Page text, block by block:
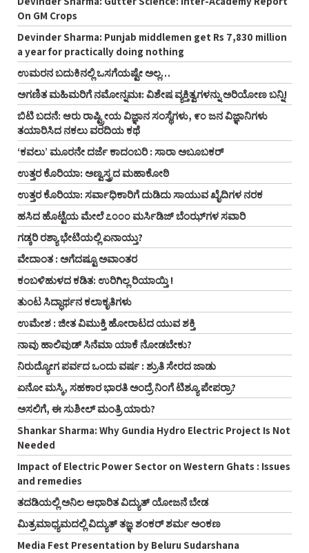
On GM Crops
Devinder Sharma: Punjab middlemen get Rs 7,830 million
a year for practically doing nothing
ಉಮರನ ಬದುಕಿನಲ್ಲಿ ಒಸಗೆಯಷ್ಟೇ ಅಲ್ಲ…
ಅಗಣಿತ ಮಹಿಮರಿಗೆ ನಮೋನ್ನಮಃ: ವಿಶೇಷ ವ್ಯಕ್ತಿತ್ವಗಳನ್ನು ಅರಿಯೋಣ ಬನ್ನಿ!
ಬಿಟಿ ಬದನೆ: ಆರು ರಾಷ್ಟ್ರೀಯ ವಿಜ್ಞಾನ ಸಂಸ್ಥೆಗಳು, ೯೦ ಜನ ವಿಜ್ಞಾನಿಗಳು
ತಯಾರಿಸಿದ ನಕಲು ವರದಿಯ ಕಥೆ
‘ಕವಲು’ ಮೂರನೇ ದರ್ಜೆ ಕಾದಂಬರಿ : ಸಾರಾ ಅಬೂಬಕರ್
ಉತ್ತರ ಕೊರಿಯಾ: ಅಣ್ವಸ್ತ್ರದ ಮಹಾಕೋಠಿ
ಉತ್ತರ ಕೊರಿಯಾ: ಸರ್ವಾಧಿಕಾರಿಗೆ ದುಡಿದು ಸಾಯುವ ಖೈದಿಗಳ ನರಕ
ಹಸಿದ ಹೊಟ್ಟೆಯ ಮೇಲೆ ೭೦೦೦ ಮರ್ಸಿಡಿಜ್ ಬೆಂಝ್‌ಗಳ ಸವಾರಿ
ಗಡ್ಕರಿ ರಶ್ಯಾ ಭೇಟಿಯಲ್ಲಿ ಏನಾಯ್ತು?
ವೇದಾಂತ : ಅಗೆದಷ್ಟೂ ಅವಾಂತರ
ಕಂಬಳಿಹುಳದ ಕಡಿತ: ಉರಿಗಿಲ್ಲ ರಿಯಾಯ್ತಿ !
ತುಂಟ ಸಿದ್ಧಾರ್ಥನ ಕಲಾಕೃತಿಗಳು
ಉಮೇಶ : ಜೀತ ವಿಮುಕ್ತಿ ಹೋರಾಟದ ಯುವ ಶಕ್ತಿ
ನಾವು ಹಾಲಿವುಡ್ ಸಿನೆಮಾ ಯಾಕೆ ನೋಡಬೇಕು?
ನಿರುದ್ಯೋಗ ಪರ್ವದ ಒಂದು ವರ್ಷ : ಶ್ರುತಿ ಸೇರದ ಜಾಡು
ಏನೋ ಮಸ್ಕಿ, ಸಹಕಾರ ಭಾರತಿ ಅಂದ್ರೆ ನಿಂಗೆ ಟಿಶ್ಯೂ ಪೇಪರ್ರಾ?
ಅಸಲಿಗೆ, ಈ ಸುಶೀಲ್ ಮಂತ್ರಿ ಯಾರು?
Shankar Sharma: Why Gundia Hydro Electric Project Is Not
Needed
Impact of Electric Power Sector on Western Ghats : Issues
and remedies
ತದಡಿಯಲ್ಲಿ ಅನಿಲ ಆಧಾರಿತ ವಿದ್ಯುತ್ ಯೋಜನೆ ಬೇಡ
ಮಿತ್ರಮಾಧ್ಯಮದಲ್ಲಿ ವಿದ್ಯುತ್ ತಜ್ಞ ಶಂಕರ್ ಶರ್ಮ ಅಂಕಣ
Media Fest Presentation by Beluru Sudarshana